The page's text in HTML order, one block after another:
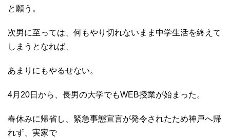
と願う。
次男に至っては、何もやり切れないまま中学生活を終えて
しまうとなれば、
あまりにもやるせない。
4月20日から、長男の大学でもWEB授業が始まった。
春休みに帰省し、緊急事態宣言が発令されたため神戸へ帰
れず、実家で